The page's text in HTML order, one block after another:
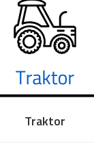
Traktor